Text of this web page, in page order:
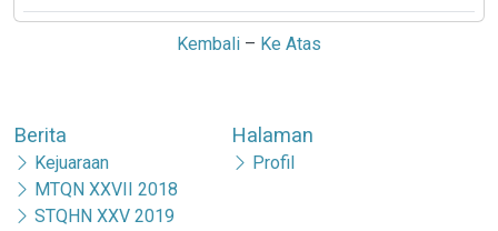
Kembali – Ke Atas
Berita
Kejuaraan
MTQN XXVII 2018
STQHN XXV 2019
Halaman
Profil